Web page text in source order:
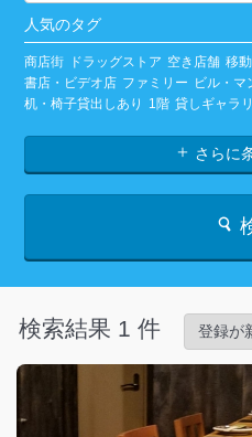
人気のタグ
商店街 ドラッグストア 空き店舗 移
書店・ビデオ店 ファミリー ビル・マ
机・椅子貸出しあり
1階 貸しギャラ
さらに
検索結果 1 件